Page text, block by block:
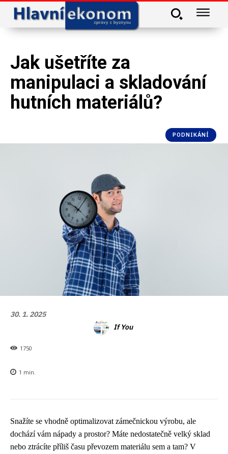
Jak ušetříte za
manipulaci a skladování
hutních materiálů?
PODNIKÁNÍ
30. 1. 2025
If You
1750
1 min.
Snažíte se vhodně optimalizovat zámečnickou výrobu, ale
dochází vám nápady a prostor? Máte nedostatečně velký sklad
nebo ztrácíte příliš času převozem materiálu sem a tam? V